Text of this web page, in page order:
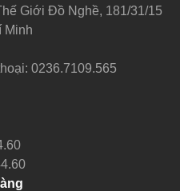
Giới Đồ Nghề, 181/31/15
Minh
0236.7109.565